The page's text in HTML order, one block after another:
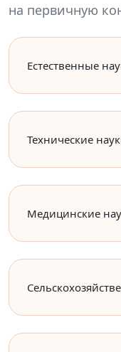
на первичную
Естественные
Технические
Медицинские